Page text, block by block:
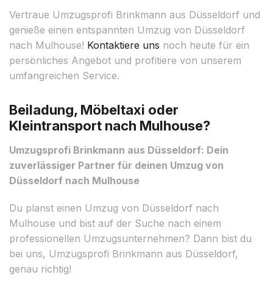
Vertraue Umzugsprofi Brinkmann aus Düsseldorf und
genieße einen entspannten Umzug von Düsseldorf
nach Mulhouse! Kontaktiere uns noch heute für ein
persönliches Angebot und profitiere von unserem
umfangreichen Service.
Beiladung, Möbeltaxi oder
Kleintransport nach Mulhouse?
Umzugsprofi Brinkmann aus Düsseldorf: Dein
zuverlässiger Partner für deinen Umzug von
Düsseldorf nach Mulhouse
Du planst einen Umzug von Düsseldorf nach
Mulhouse und bist auf der Suche nach einem
professionellen Umzugsunternehmen? Dann bist du
bei uns, Umzugsprofi Brinkmann aus Düsseldorf,
genau richtig!